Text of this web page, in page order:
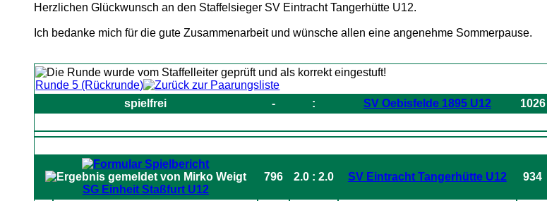
Herzlichen Glückwunsch an den Staffelsieger SV Eintracht Tangerhütte U12.
Ich bedanke mich für die gute Zusammenarbeit und wünsche allen eine angenehme Sommerpause.
Runde 5 (Rückrunde)
spielfrei
- : SV Oebisfelde 1895 U12 1026
SG Einheit Staßfurt U12
796 2.0 : 2.0 SV Eintracht Tangerhütte U12 934